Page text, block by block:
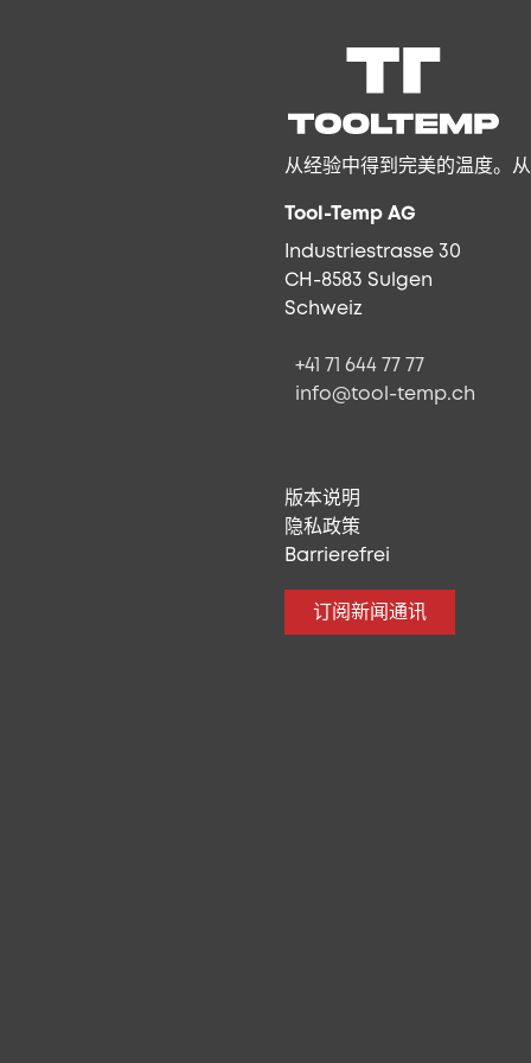
从经验中得到完美的温度。
Tool-Temp AG
Industriestrasse 30
CH-8583 Sulgen
Schweiz
+41 71 644 77 77
info@tool-temp.ch
版本说明
隐私政策
Barrierefrei
订阅新闻通讯